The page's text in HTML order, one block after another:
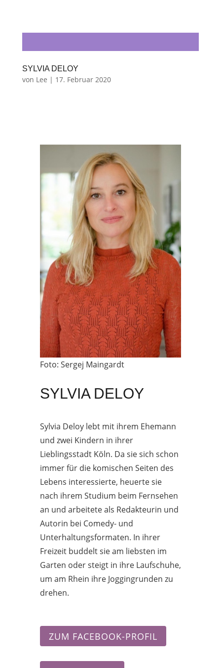
SYLVIA DELOY
von Lee | 17. Februar 2020
Foto: Sergej Maingardt
SYLVIA DELOY
Sylvia Deloy lebt mit ihrem Ehemann
und zwei Kindern in ihrer
Lieblingsstadt Köln. Da sie sich schon
immer für die komischen Seiten des
Lebens interessierte, heuerte sie
nach ihrem Studium beim Fernsehen
an und arbeitete als Redakteurin und
Autorin bei Comedy- und
Unterhaltungsformaten. In ihrer
Freizeit buddelt sie am liebsten im
Garten oder steigt in ihre Laufschuhe,
um am Rhein ihre Joggingrunden zu
drehen.
ZUM FACEBOOK-PROFIL